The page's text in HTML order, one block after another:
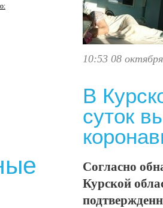
10:53 08
В
суток
Согласно
Курской